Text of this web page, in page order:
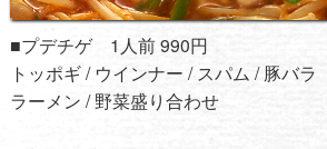
■プデチゲ 1人前 990円
トッポギ / ウインナー / スパム / 豚バラ
ラーメン / 野菜盛り合わせ